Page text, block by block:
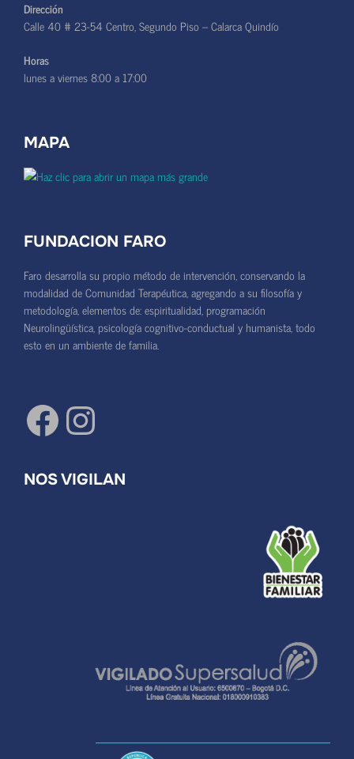
Dirección
Calle 40 # 23-54 Centro, Segundo Piso – Calarca Quindío
Horas
lunes a viernes 8:00 a 17:00
MAPA
FUNDACION FARO
Faro desarrolla su propio método de intervención, conservando la
modalidad de Comunidad Terapéutica, agregando a su filosofía y
metodología, elementos de: espiritualidad, programación
Neurolingüística, psicología cognitivo-conductual y humanista, todo
esto en un ambiente de familia.
Facebook
Instagram
NOS VIGILAN